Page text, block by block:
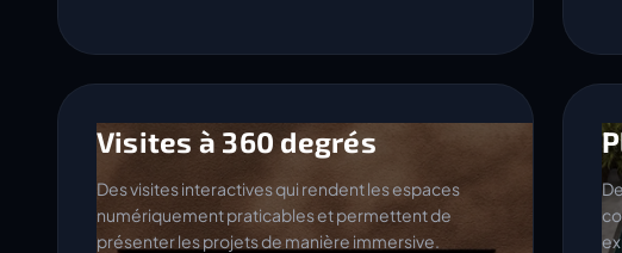
Visites à 360 degrés
Des visites interactives qui rendent les espaces
numériquement praticables et permettent de
présenter les projets de manière immersive.